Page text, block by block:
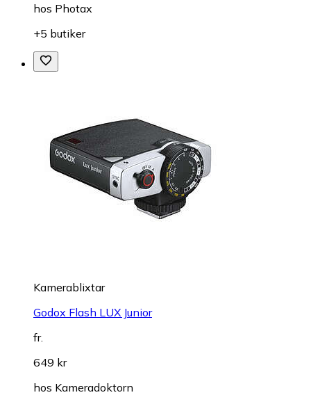
hos Photax
+5 butiker
Kamerablixtar
Godox Flash LUX Junior
fr.
649 kr
hos Kameradoktorn